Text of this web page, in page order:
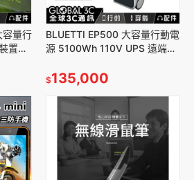
量行
置
BLUETTI EP500 大容量行動電
源 5100Wh 110V UPS 遠端遙
$135,000